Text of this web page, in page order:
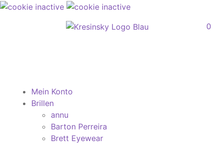
0
Mein Konto
Brillen
annu
Barton Perreira
Brett Eyewear